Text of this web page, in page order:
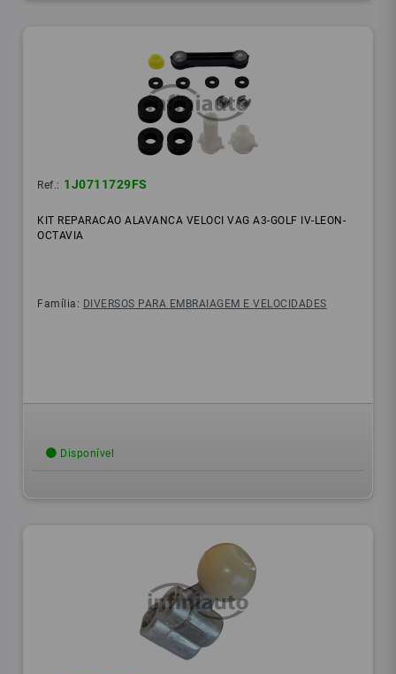
Ref.: 1J0711729FS
KIT REPARACAO ALAVANCA VELOCI VAG A3-GOLF IV-LEON-
OCTAVIA
Família: DIVERSOS PARA EMBRAIAGEM E VELOCIDADES
Disponível